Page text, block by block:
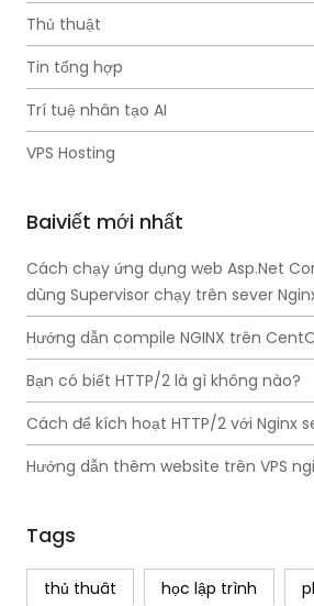
Thủ thuật
Tin tổng hợp
Trí tuệ nhân tạo AI
VPS Hosting
Baiviết mới nhất
Cách chạy ứng dụng web Asp.Net
dùng Supervisor chạy trên sever
Hướng dẫn compile NGINX trên
Bạn có biết HTTP/2 là gì không nào?
Cách để kích hoạt HTTP/2 với Nginx
Hướng dẫn thêm website trên VPS
Tags
thủ thuât học lập trình